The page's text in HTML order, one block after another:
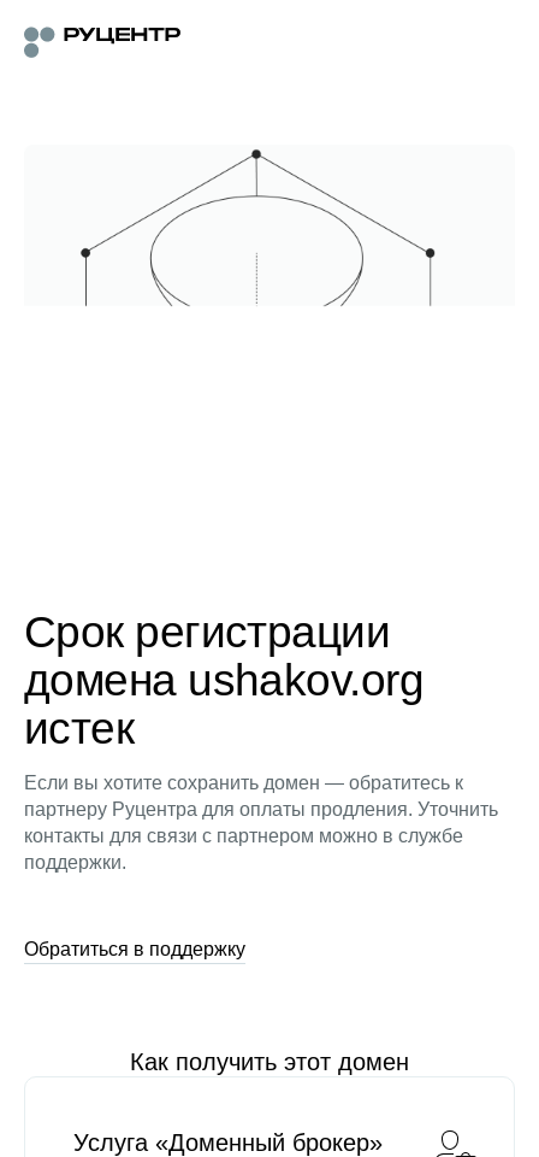
Срок регистрации
домена ushakov.org
истек
Если вы хотите сохранить домен — обратитесь к
партнеру Руцентра для оплаты продления. Уточнить
контакты для связи с партнером можно в службе
поддержки.
Обратиться в поддержку
Как получить этот домен
Услуга «Доменный брокер»